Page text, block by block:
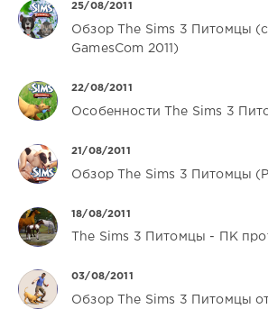
25/08/2011
Обзор The Sims 3 Питомцы
GamesCom 2011)
22/08/2011
Особенности The Sims 3
21/08/2011
Обзор The Sims 3 Питомцы
18/08/2011
The Sims 3 Питомцы - ПК
03/08/2011
Обзор The Sims 3 Питомцы